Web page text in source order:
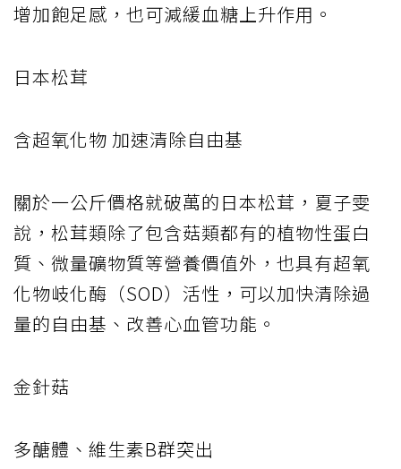
增加飽足感，也可減緩血糖上升作用。
日本松茸
含超氧化物 加速清除自由基
關於一公斤價格就破萬的日本松茸，夏子雯
說，松茸類除了包含菇類都有的植物性蛋白
質、微量礦物質等營養價值外，也具有超氧
化物岐化酶（SOD）活性，可以加快清除過
量的自由基、改善心血管功能。
金針菇
多醣體、維生素B群突出